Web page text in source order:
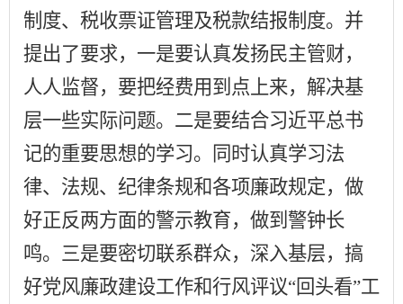
制度、税收票证管理及税款结报制度。并
提出了要求，一是要认真发扬民主管财，
人人监督，要把经费用到点上来，解决基
层一些实际问题。二是要结合习近平总书
记的重要思想的学习。同时认真学习法
律、法规、纪律条规和各项廉政规定，做
好正反两方面的警示教育，做到警钟长
鸣。三是要密切联系群众，深入基层，搞
好党风廉政建设工作和行风评议“回头看”工